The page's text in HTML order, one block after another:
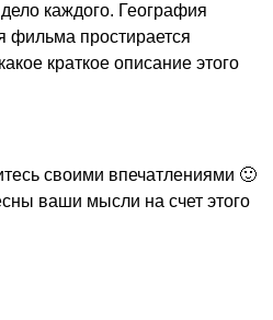
каждого. География
простирается
краткое описание этого
своими впечатлениями 🙂
ваши мысли на счет этого